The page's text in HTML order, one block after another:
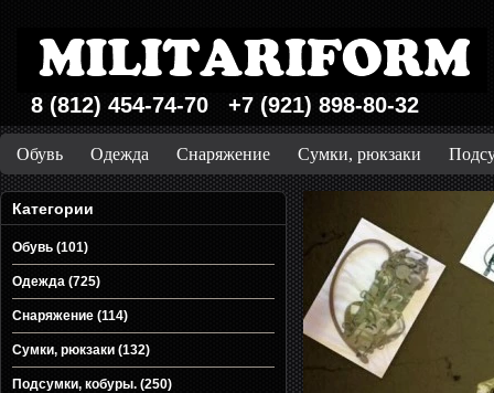
8 (812) 454-74-70 +7 (921) 898-80-32
Обувь Одежда Снаряжение Сумки, рюкзаки
Категории
Обувь (101)
Одежда (725)
Снаряжение (114)
Сумки, рюкзаки (132)
Подсумки, кобуры. (250)